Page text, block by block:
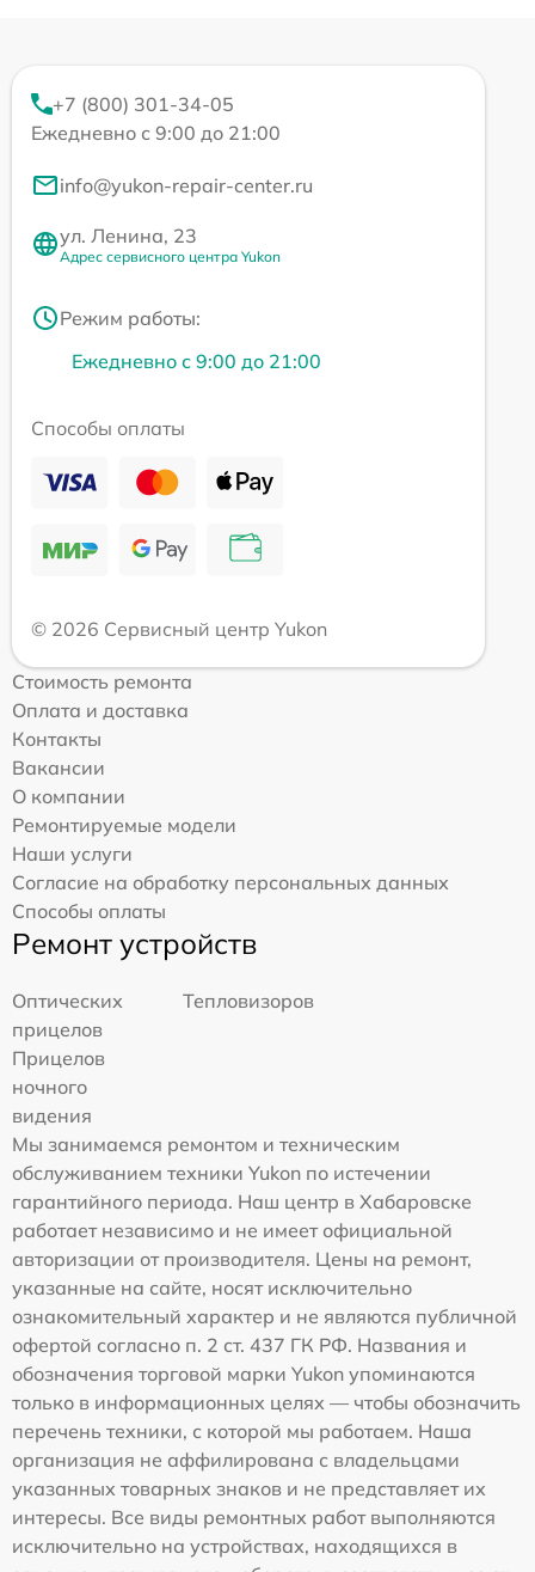
+7 (800) 301-34-05
Ежедневно с 9:00 до 21:00
info@yukon-repair-center.ru
ул. Ленина, 23
Адрес сервисного центра Yukon
Режим работы:
Ежедневно с 9:00 до 21:00
Способы оплаты
© 2026 Сервисный центр Yukon
Стоимость ремонта
Оплата и доставка
Контакты
Вакансии
О компании
Ремонтируемые модели
Наши услуги
Согласие на обработку персональных данных
Способы оплаты
Ремонт устройств
Оптических
прицелов
Тепловизоров
Прицелов
ночного
видения
Мы занимаемся ремонтом и техническим
обслуживанием техники Yukon по истечении
гарантийного периода. Наш центр в Хабаровске
работает независимо и не имеет официальной
авторизации от производителя. Цены на ремонт,
указанные на сайте, носят исключительно
ознакомительный характер и не являются публичной
офертой согласно п. 2 ст. 437 ГК РФ. Названия и
обозначения торговой марки Yukon упоминаются
только в информационных целях — чтобы обозначить
перечень техники, с которой мы работаем. Наша
организация не аффилирована с владельцами
указанных товарных знаков и не представляет их
интересы. Все виды ремонтных работ выполняются
исключительно на устройствах, находящихся в